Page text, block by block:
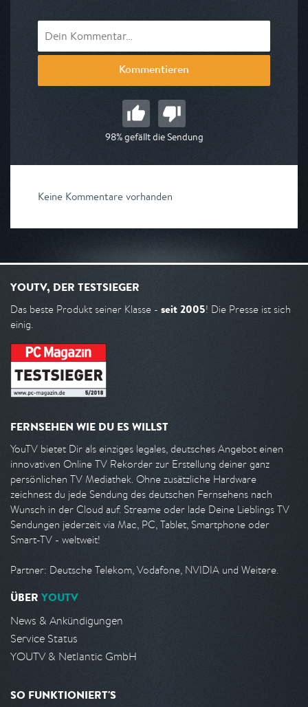
Kommentieren
98% gefällt die Sendung
Keine Kommentare vorhanden
YOUTV, DER TESTSIEGER
Das beste Produkt seiner Klasse - seit 2005! Die Presse ist sich
einig.
FERNSEHEN WIE DU ES WILLST
YouTV bietet Dir als einziges legales, deutsches Angebot einen
innovativen Online TV Rekorder zur Erstellung deiner ganz
persönlichen TV Mediathek. Ohne zusätzliche Hardware
zeichnest du jede Sendung des deutschen Fernsehens nach
Wunsch in der Cloud auf. Streame oder lade Deine Lieblings TV
Sendungen jederzeit via Mac, PC, Tablet, Smartphone oder
Smart-TV - weltweit!
Partner: Deutsche Telekom, Vodafone, NVIDIA und Weitere.
ÜBER YOUTV
News & Ankündigungen
Service Status
YOUTV & Netlantic GmbH
SO FUNKTIONIERT'S